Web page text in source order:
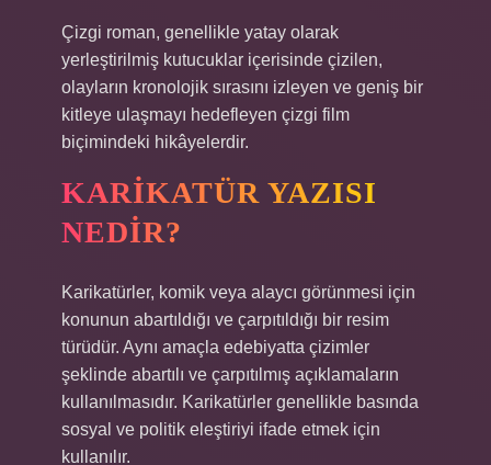
Çizgi roman, genellikle yatay olarak
yerleştirilmiş kutucuklar içerisinde çizilen,
olayların kronolojik sırasını izleyen ve geniş bir
kitleye ulaşmayı hedefleyen çizgi film
biçimindeki hikâyelerdir.
KARIKATÜR YAZISI
NEDIR?
Karikatürler, komik veya alaycı görünmesi için
konunun abartıldığı ve çarpıtıldığı bir resim
türüdür. Aynı amaçla edebiyatta çizimler
şeklinde abartılı ve çarpıtılmış açıklamaların
kullanılmasıdır. Karikatürler genellikle basında
sosyal ve politik eleştiriyi ifade etmek için
kullanılır.